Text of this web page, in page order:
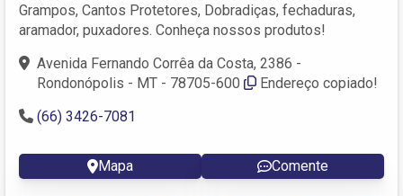
Grampos, Cantos Protetores, Dobradiças, fechaduras,
aramador, puxadores. Conheça nossos produtos!
Avenida Fernando Corrêa da Costa, 2386 -
Rondonópolis - MT - 78705-600
Endereço copiado!
(66) 3426-7081
Mapa Comente